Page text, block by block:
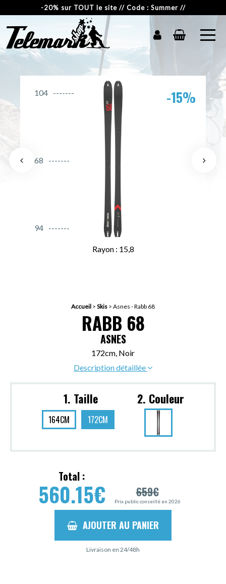
-20% sur TOUT le site // Code : Summer //
104
68
94
-15%
Rayon : 15,8
Accueil > Skis > Asnes - Rabb 68
RABB 68
ASNES
172cm, Noir
Description détaillée
1. Taille
164CM 172CM
2. Couleur
Total :
560.15€ 659€
Prix public conseillé en 2026
AJOUTER AU PANIER
Livraison en 24/48h